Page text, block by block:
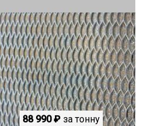
88 990 ₽ за тонну